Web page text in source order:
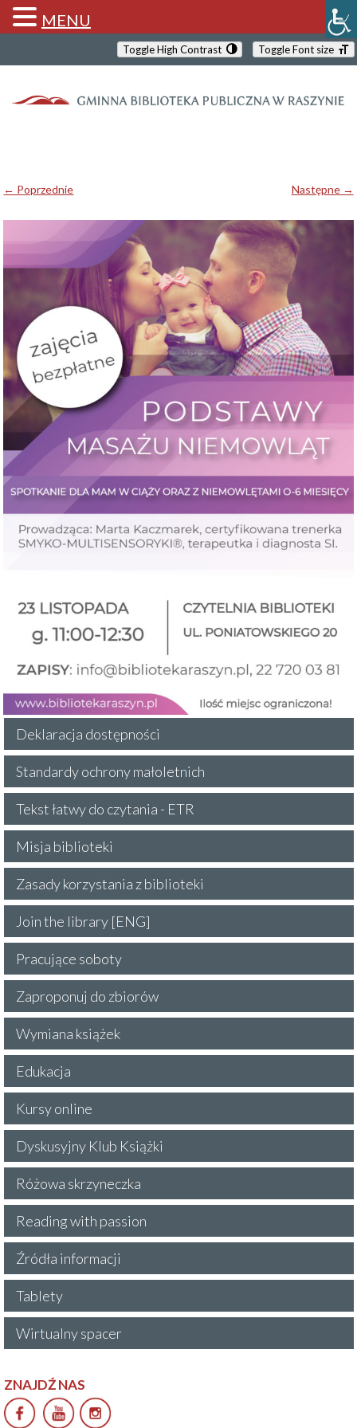
Toggle High Contrast Toggle Font size
← Poprzednie Następne →
Deklaracja dostępności
Standardy ochrony małoletnich
Tekst łatwy do czytania - ETR
Misja biblioteki
Zasady korzystania z biblioteki
Join the library [ENG]
Pracujące soboty
Zaproponuj do zbiorów
Wymiana książek
Edukacja
Kursy online
Dyskusyjny Klub Książki
Różowa skrzyneczka
Reading with passion
Źródła informacji
Tablety
Wirtualny spacer
ZNAJDŹ NAS
MENU